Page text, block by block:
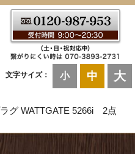
文字サイズ： 小 中 大
グ WATTGATE 5266i 2点